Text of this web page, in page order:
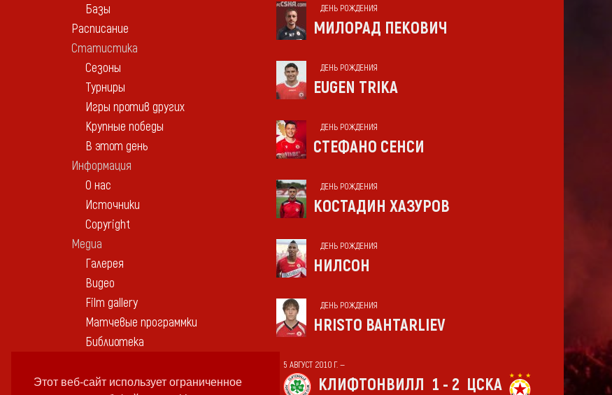
Этот веб-сайт использует ограниченное
Базы
Расписание
Статистика
Сезоны
Турниры
Игры против других
Крупные победы
В этот день
Информация
О нас
Источники
Copyright
Медиа
Галерея
Видео
Film gallery
Матчевые программки
Библиотека
Контакт
ДЕНЬ РОЖДЕНИЯ
МИЛОРАД ПЕКОВИЧ
ДЕНЬ РОЖДЕНИЯ
EUGEN TRIKA
ДЕНЬ РОЖДЕНИЯ
СТЕФАНО СЕНСИ
ДЕНЬ РОЖДЕНИЯ
КОСТАДИН ХАЗУРОВ
ДЕНЬ РОЖДЕНИЯ
НИЛСОН
ДЕНЬ РОЖДЕНИЯ
HRISTO BAHTARLIEV
5 АВГУСТ 2010 Г. —
КЛИФТОНВИЛЛ 1 - 2 ЦСКА